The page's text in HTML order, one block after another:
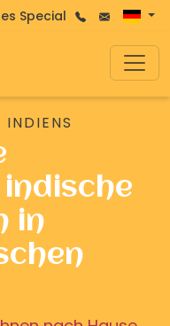
Special
INDIENS
in